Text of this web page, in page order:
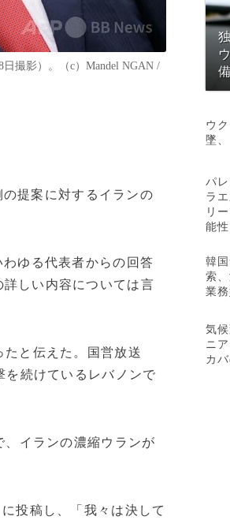
撮影）。（c）Mandel NGAN /
提案に対するイランの
ゆる代表者からの回答
しい内容については言
と伝えた。国営放送
続けているレバノンで
イランの濃縮ウランが
投稿し、「我々は決して
ウ
墜
パ
ラ
リ
能性
韓
索
業
気
ニ
カ